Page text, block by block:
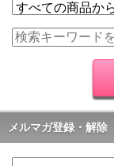
メルマガ登録・解除